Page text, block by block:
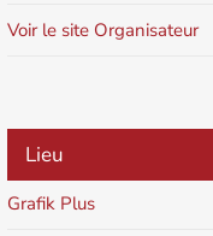
Voir le site Organisateur
Lieu
Grafik Plus